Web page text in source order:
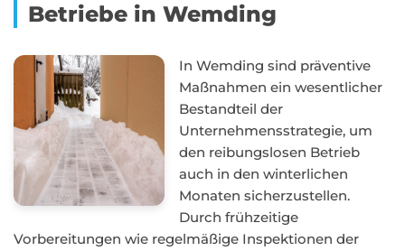
Betriebe in Wemding
In Wemding sind präventive
Maßnahmen ein wesentlicher
Bestandteil der
Unternehmensstrategie, um
den reibungslosen Betrieb
auch in den winterlichen
Monaten sicherzustellen.
Durch frühzeitige
Vorbereitungen wie regelmäßige Inspektionen der